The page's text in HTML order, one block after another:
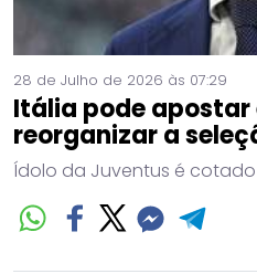
28 de Julho de 2026 às 07:29
Itália pode apostar
reorganizar a
Ídolo da Juventus é